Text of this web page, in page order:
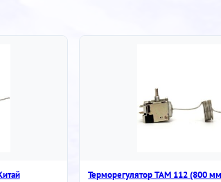
Терморегулятор ТАМ 112 (800